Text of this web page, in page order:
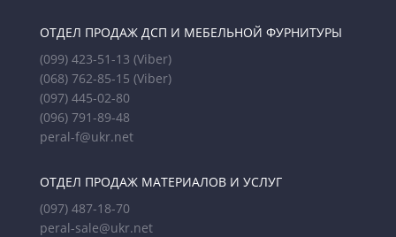
ОТДЕЛ ПРОДАЖ ДСП И МЕБЕЛЬНОЙ ФУРНИТУРЫ
(099) 423-51-13 (Viber)
(068) 762-85-15 (Viber)
(097) 445-02-80
(096) 791-89-48
peral-f@ukr.net
ОТДЕЛ ПРОДАЖ МАТЕРИАЛОВ И УСЛУГ
(097) 487-18-70
peral-sale@ukr.net